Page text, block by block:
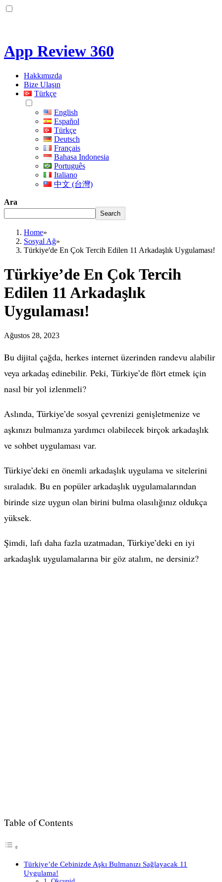
App Review 360
Hakkımızda
Bize Ulaşın
Türkçe
English
Español
Türkçe
Deutsch
Français
Bahasa Indonesia
Português
Italiano
中文 (台灣)
Ara
Search
Home»
Sosyal Ağ»
Türkiye'de En Çok Tercih Edilen 11 Arkadaşlık Uygulaması!
Türkiye’de En Çok Tercih
Edilen 11 Arkadaşlık
Uygulaması!
Ağustos 28, 2023
Bu dijital çağda, herkes internet üzerinden randevu alabilir
veya arkadaş edinebilir. Peki, Türkiye’de flört etmek için
nasıl bir yol izlenmeli?
Aslında, Türkiye’de sosyal çevrenizi genişletmenize ve
aşkınızı bulmanıza yardımcı olabilecek birçok arkadaşlık
ve sohbet uygulaması var.
Türkiye’deki en önemli arkadaşlık uygulama ve sitelerini
sıraladık. Bu en popüler arkadaşlık uygulamalarından
birinde size uygun olan birini bulma olasılığınız oldukça
yüksek.
Şimdi, lafı daha fazla uzatmadan, Türkiye’deki en iyi
arkadaşlık uygulamalarına bir göz atalım, ne dersiniz?
Table of Contents
Türkiye’de Cebinizde Aşkı Bulmanızı Sağlayacak 11
Uygulama!